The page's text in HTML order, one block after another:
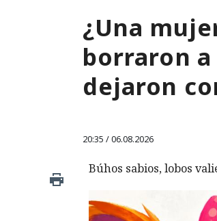
¿Una
borraron
dejaron
20:35 / 06.08.2026
Búhos sabios, lobos